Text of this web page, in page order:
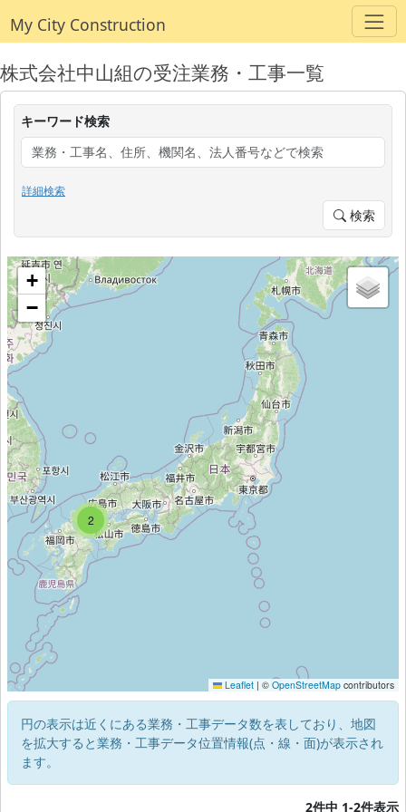
My City Construction
株式会社中山組の受注業務・工事一覧
キーワード検索
詳細検索
検索
2
2
+
−
Leaflet | © OpenStreetMap contributors
円の表示は近くにある業務・工事データ数を表しており、地図
を拡大すると業務・工事データ位置情報(点・線・面)が表示され
ます。
2件中 1-2件表示